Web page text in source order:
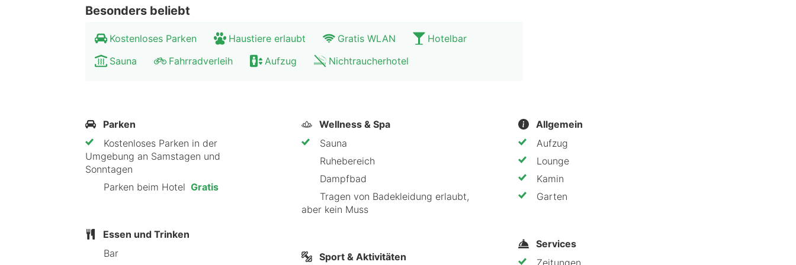
Sehenswert ist auch ein Ausflug in die Kulturstadt Mannheim mit ihren berühmten „Quadraten“. Wenn du dich nach Ruhe und
Erholung sehnst, ist ein Tag in der Therme in Sinsheim genau das Richtige für dich.
Besonders beliebt
Kostenloses Parken Haustiere erlaubt Gratis WLAN
Hotelbar
Sauna
Fahrradverleih Aufzug Nichtraucherhotel
Parken
Umgebung an Samstagen und
Sonntagen
Parken beim Hotel Gratis
Essen und Trinken
Bar
Wellness & Spa
Sauna
Ruhebereich
Dampfbad
aber kein Muss
Sport & Aktivitäten
Allgemein
Aufzug
Lounge
Kamin
Garten
Services